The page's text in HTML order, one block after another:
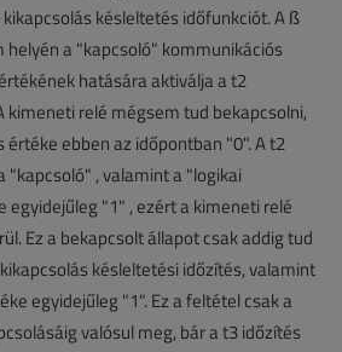
késleltetés időfunkciót. A ß
helyén a "kapcsoló" kommunikációs
hatására aktiválja a t2
kimeneti relé mégsem tud bekapcsolni,
értéke ebben az időpontban "0". A t2
"kapcsoló" , valamint a "logikai
egyidejűleg "1" , ezért a kimeneti relé
Ez a bekapcsolt állapot csak addig tud
késleltetési időzítés, valamint
egyidejűleg "1". Ez a feltétel csak a
valósul meg, bár a t3 időzítés